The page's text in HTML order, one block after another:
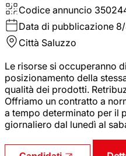
Codice annuncio
Data di pubblicazione
Città Saluzzo
Le risorse si occuperanno
posizionamento della
qualità dei prodotti.
Offriamo un contratto a
a tempo determinato per il
giornaliero dal lunedì al